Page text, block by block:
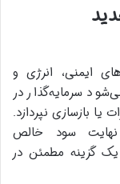
ایمنی، انرژی و
سرمایه‌گذار در
بازسازی نپردازد.
سود خالص
گزینه مطمئن در